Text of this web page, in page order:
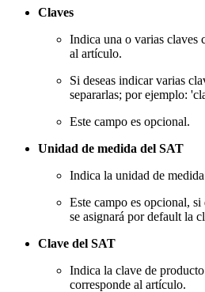
Claves
Indica una o varias claves
al artículo.
Si deseas indicar varias
separarlas; por ejemplo:
Este campo es opcional.
Unidad de medida del SAT
Indica la unidad de
Este campo es opcional,
se asignará por default la
Clave del SAT
Indica la clave de
corresponde al artículo.